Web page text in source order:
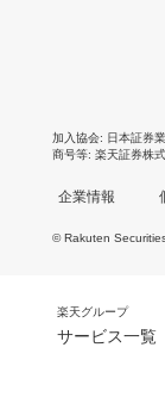
加入協会 日本証券
商号等 楽天証券株
企業情報
© Rakuten
楽天グループ
サービス一覧